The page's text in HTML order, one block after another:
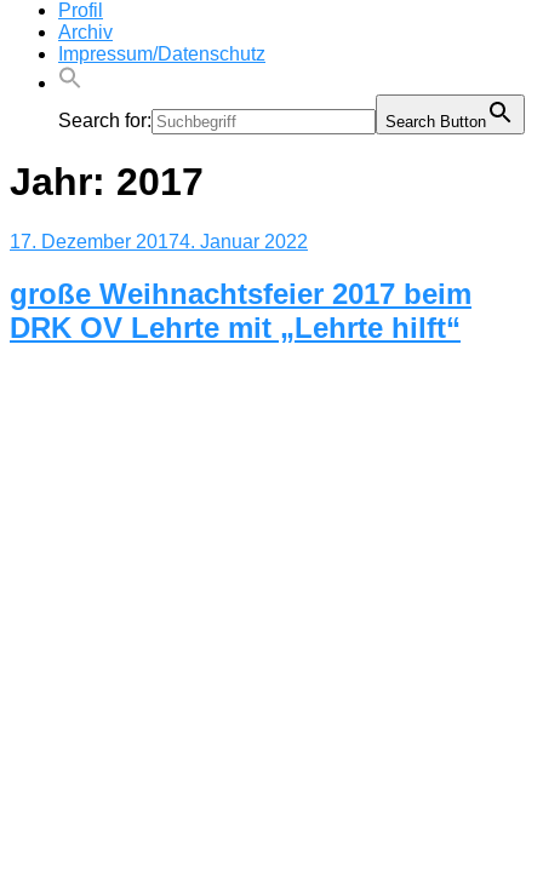
Profil
Archiv
Impressum/Datenschutz
Search for: Search Button
Jahr: 2017
Veröffentlicht
17. Dezember 20174. Januar 2022
große Weihnachtsfeier 2017 beim
DRK OV Lehrte mit „Lehrte hilft“